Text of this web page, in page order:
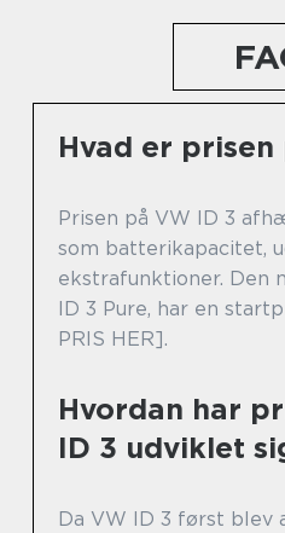
Hvad er prisen
Prisen på VW ID 3
som batterikapacitet,
ekstrafunktioner. Den
ID 3 Pure, har en
PRIS HER].
Hvordan har
ID 3 udviklet
Da VW ID 3 først blev